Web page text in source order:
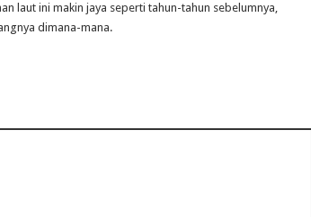
laut ini makin jaya seperti tahun-tahun sebelumnya,
dimana-mana.